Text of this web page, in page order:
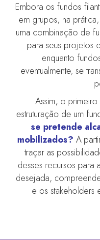
Embora os fundos
em grupos, na
uma combinação de
para seus projetos
enquanto
eventualmente, se
Assim, o
estruturação de um
se pretende
mobilizados? A
traçar as
desses recursos para
desejada,
e os stakeholders